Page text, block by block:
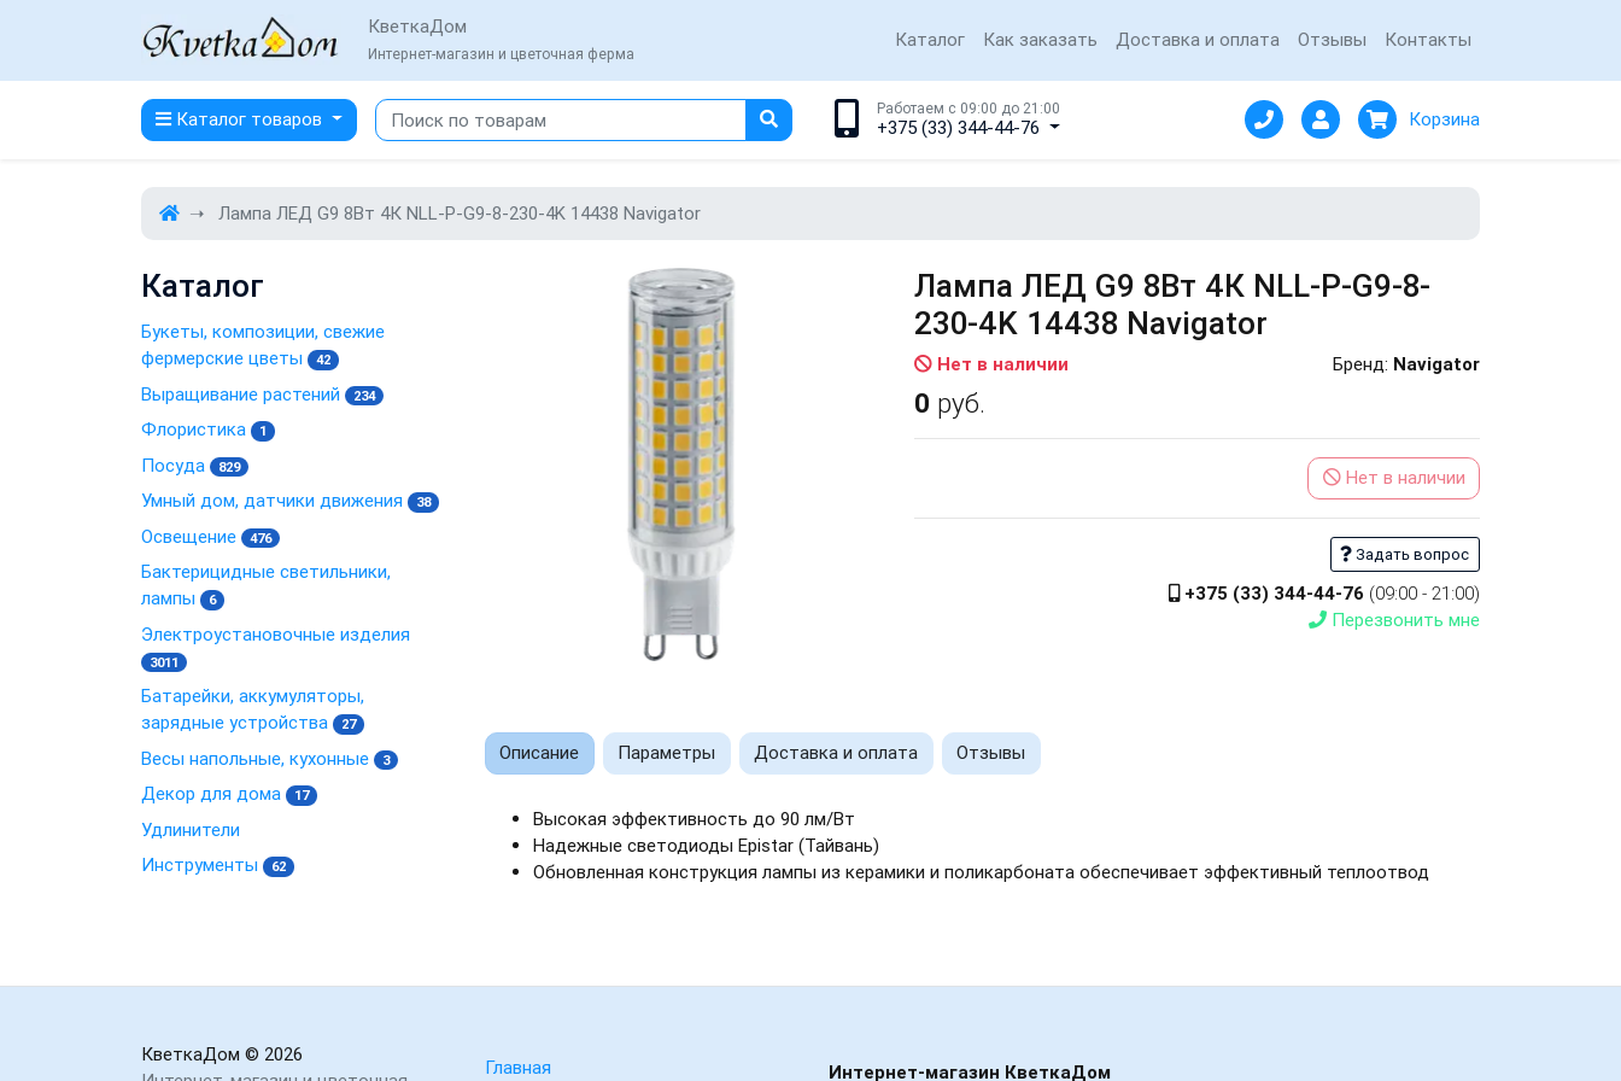
КветкаДом
Интернет-магазин и цветочная ферма
Каталог Как заказать Доставка и оплата Отзывы Контакты
Каталог товаров Работаем с 09:00 до 21:00
+375 (33) 344-44-76 Корзина
Лампа ЛЕД G9 8Вт 4К NLL-P-G9-8-230-4K 14438 Navigator
Лампа ЛЕД G9 8Вт 4К NLL-P-G9-8-
230-4K 14438 Navigator
Нет в наличии Бренд: Navigator
0 руб.
Нет в наличии
Задать вопрос
+375 (33) 344-44-76 (09:00 - 21:00)
Перезвонить мне
Описание Параметры Доставка и оплата Отзывы
Высокая эффективность до 90 лм/Вт
Надежные светодиоды Epistar (Тайвань)
Обновленная конструкция лампы из керамики и поликарбоната обеспечивает эффективный теплоотвод
Каталог
Букеты, композиции, свежие
фермерские цветы
42
Выращивание растений 234
Флористика 1
Посуда 829
Умный дом, датчики движения 38
Освещение 476
Бактерицидные светильники,
лампы
6
Электроустановочные изделия
3011
Батарейки, аккумуляторы,
зарядные устройства
27
Весы напольные, кухонные 3
Декор для дома 17
Удлинители
Инструменты
62
КветкаДом © 2026
Главная Интернет-магазин КветкаДом